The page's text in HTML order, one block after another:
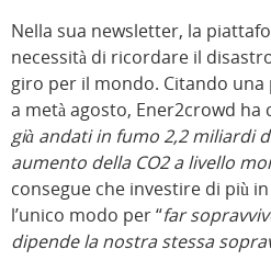
Nella sua newsletter, la
necessità di ricordare il
giro per il mondo. Citando
a metà agosto, Ener2crowd ha
già andati in fumo 2,2 miliardi
aumento della CO2 a livello
consegue che investire di più
l’unico modo per “far
dipende la nostra stessa